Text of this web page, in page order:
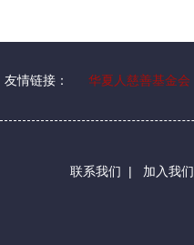
友情链接： 华夏人慈善基金会
联系我们 | 加入我们